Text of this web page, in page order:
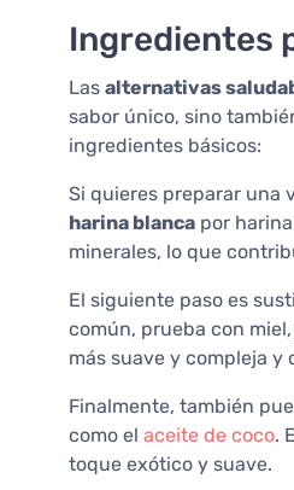
Ingredientes
Las alternativas
sabor único, sino
ingredientes básicos:
Si quieres preparar una
harina blanca por
minerales, lo que
El siguiente paso es
común, prueba con
más suave y compleja
Finalmente, también
como el aceite de coco.
toque exótico y suave.